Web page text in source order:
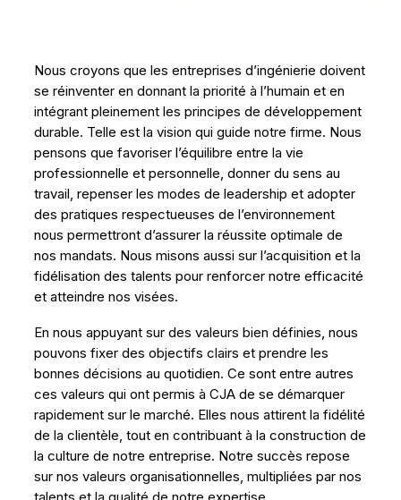
Nous croyons que les entreprises d’ingénierie doivent
se réinventer en donnant la priorité à l’humain et en
intégrant pleinement les principes de développement
durable. Telle est la vision qui guide notre firme. Nous
pensons que favoriser l’équilibre entre la vie
professionnelle et personnelle, donner du sens au
travail, repenser les modes de leadership et adopter
des pratiques respectueuses de l’environnement
nous permettront d’assurer la réussite optimale de
nos mandats. Nous misons aussi sur l’acquisition et la
fidélisation des talents pour renforcer notre efficacité
et atteindre nos visées.
En nous appuyant sur des valeurs bien définies, nous
pouvons fixer des objectifs clairs et prendre les
bonnes décisions au quotidien. Ce sont entre autres
ces valeurs qui ont permis à CJA de se démarquer
rapidement sur le marché. Elles nous attirent la fidélité
de la clientèle, tout en contribuant à la construction de
la culture de notre entreprise. Notre succès repose
sur nos valeurs organisationnelles, multipliées par nos